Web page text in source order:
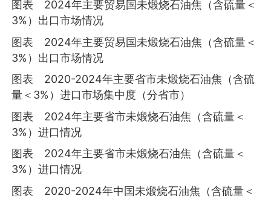
图表 2024年主要贸易国未煅烧石油焦（含硫量＜
3%）出口市场情况
图表 2024年主要贸易国未煅烧石油焦（含硫量＜
3%）出口市场情况
图表 2020-2024年主要省市未煅烧石油焦（含硫
量＜3%）进口市场集中度（分省市）
图表 2024年主要省市未煅烧石油焦（含硫量＜
3%）进口情况
图表 2024年主要省市未煅烧石油焦（含硫量＜
3%）进口情况
图表 2020-2024年中国未煅烧石油焦（含硫量＜